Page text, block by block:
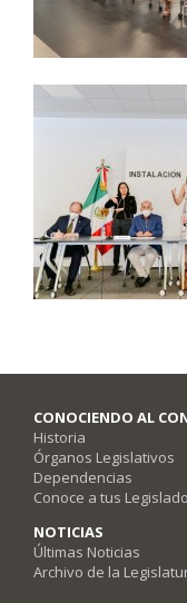
CONOCIENDO AL
Historia
Órganos Legislativos
Dependencias
Conoce a tus
NOTICIAS
Últimas Noticias
Archivo de la